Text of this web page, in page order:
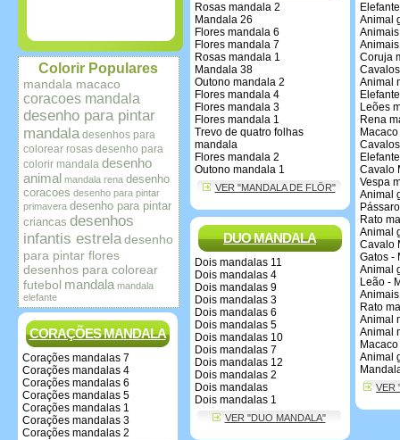
Colorir Populares
mandala macaco
coracoes mandala
desenho para pintar
mandala desenhos para
colorear rosas desenho para
colorir mandala desenho
animal mandala rena desenho
coracoes desenho para pintar
primavera desenho para pintar
criancas desenhos
infantis estrela desenho
para pintar flores
desenhos para colorear
futebol mandala mandala
elefante
CORAÇÕES MANDALA
Corações mandalas 7
Corações mandalas 4
Corações mandalas 6
Corações mandalas 5
Corações mandalas 1
Corações mandalas 3
Corações mandalas 2
Rosas mandala 2
Mandala 26
Flores mandala 6
Flores mandala 7
Rosas mandala 1
Mandala 38
Outono mandala 2
Flores mandala 4
Flores mandala 3
Flores mandala 1
Trevo de quatro folhas
mandala
Flores mandala 2
Outono mandala 1
VER "MANDALA DE FLÔR"
DUO MANDALA
Dois mandalas 11
Dois mandalas 4
Dois mandalas 9
Dois mandalas 3
Dois mandalas 6
Dois mandalas 5
Dois mandalas 10
Dois mandalas 7
Dois mandalas 12
Dois mandalas 2
Dois mandalas
Dois mandalas 1
VER "DUO MANDALA"
Animal
Coruja
Animal
Leões
Rena
Cavalo
Vespa
Animal
Rato
Animal
Cavalo
Gatos -
Animal
Leão -
Rato
Animal
Animal
Animal
VER